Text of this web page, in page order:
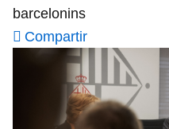
barcelonins
Compartir